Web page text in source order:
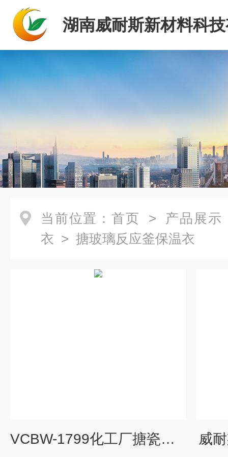
湖南威耐斯新材料科
司
当前位置： 首页 > 产品展示
衣 > 搪玻璃反应釜保温衣
VCBW-1799化工厂搪瓷耐高温反应釜保温套材质 威